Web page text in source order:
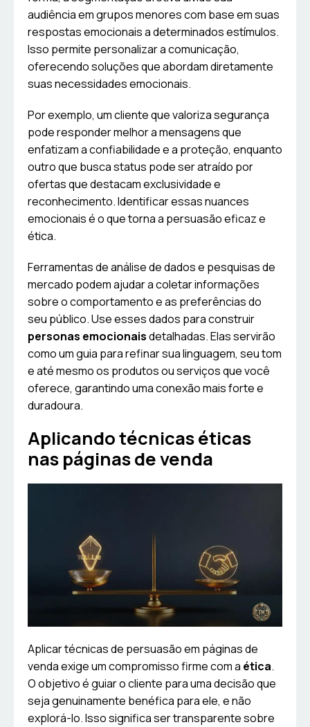
audiência em grupos menores com base em suas
respostas emocionais a determinados estímulos.
Isso permite personalizar a comunicação,
oferecendo soluções que abordam diretamente
suas necessidades emocionais.
Por exemplo, um cliente que valoriza segurança
pode responder melhor a mensagens que
enfatizam a confiabilidade e a proteção, enquanto
outro que busca status pode ser atraído por
ofertas que destacam exclusividade e
reconhecimento. Identificar essas nuances
emocionais é o que torna a persuasão eficaz e
ética.
Ferramentas de análise de dados e pesquisas de
mercado podem ajudar a coletar informações
sobre o comportamento e as preferências do
seu público. Use esses dados para construir
personas emocionaisdetalhadas. Elas servirão
como um guia para refinar sua linguagem, seu tom
e até mesmo os produtos ou serviços que você
oferece, garantindo uma conexão mais forte e
duradoura.
Aplicando técnicas éticas
nas páginas de venda
Aplicar técnicas de persuasão em páginas de
venda exige um compromisso firme com a ética.
O objetivo é guiar o cliente para uma decisão que
seja genuinamente benéfica para ele, e não
explorá-lo. Isso significa ser transparente sobre